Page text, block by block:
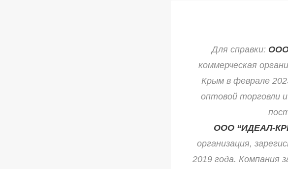
Для справки: ООО
коммерческая
Крым в феврале
оптовой торговли
ООО “ИДЕАЛ-
организация,
2019 года. Компания